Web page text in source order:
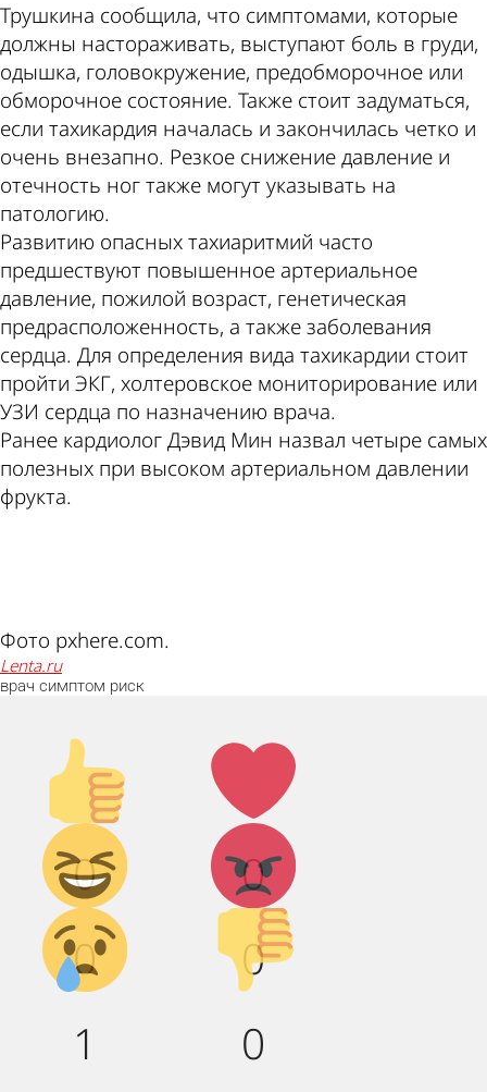
Трушкина сообщила, что симптомами, которые
должны настораживать, выступают боль в груди,
одышка, головокружение, предобморочное или
обморочное состояние. Также стоит задуматься,
если тахикардия началась и закончилась четко и
очень внезапно. Резкое снижение давление и
отечность ног также могут указывать на
патологию.
Развитию опасных тахиаритмий часто
предшествуют повышенное артериальное
давление, пожилой возраст, генетическая
предрасположенность, а также заболевания
сердца. Для определения вида тахикардии стоит
пройти ЭКГ, холтеровское мониторирование или
УЗИ сердца по назначению врача.
Ранее кардиолог Дэвид Мин назвал четыре самых
полезных при высоком артериальном давлении
фрукта.
Фото pxhere.com.
lenta.ru
врач симптом риск
Палец
вверх!
0
Лайк!
0
Дикий
смех!
0
Агрессия!
0
Грусть :(
1
Палец
вниз!
0